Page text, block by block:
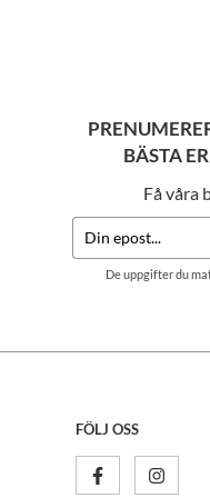
BÄSTA
Få våra
De uppgifter du
FÖLJ OSS